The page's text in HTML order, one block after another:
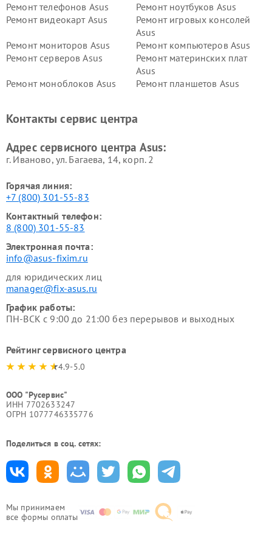
Мы принимаем
все формы оплаты
Ремонт телефонов Asus
Ремонт ноутбуков Asus
Ремонт видеокарт Asus
Ремонт игровых консолей
Asus
Ремонт мониторов Asus
Ремонт компьютеров Asus
Ремонт серверов Asus
Ремонт материнских плат
Asus
Ремонт моноблоков Asus
Ремонт планшетов Asus
Контакты сервис центра
Адрес сервисного центра Asus:
г. Иваново, ул. Багаева, 14, корп. 2
Горячая линия:
+7 (800) 301-55-83
Контактный телефон:
8 (800) 301-55-83
Электронная почта:
info@asus-fixim.ru
для юридических лиц
manager@fix-asus.ru
График работы:
ПН-ВСК с 9:00 до 21:00 без перерывов и выходных
Рейтинг сервисного центра
4.9-5.0
ООО "Русервис"
ИНН 7702633247
ОГРН 1077746335776
Поделиться в соц. сетях: